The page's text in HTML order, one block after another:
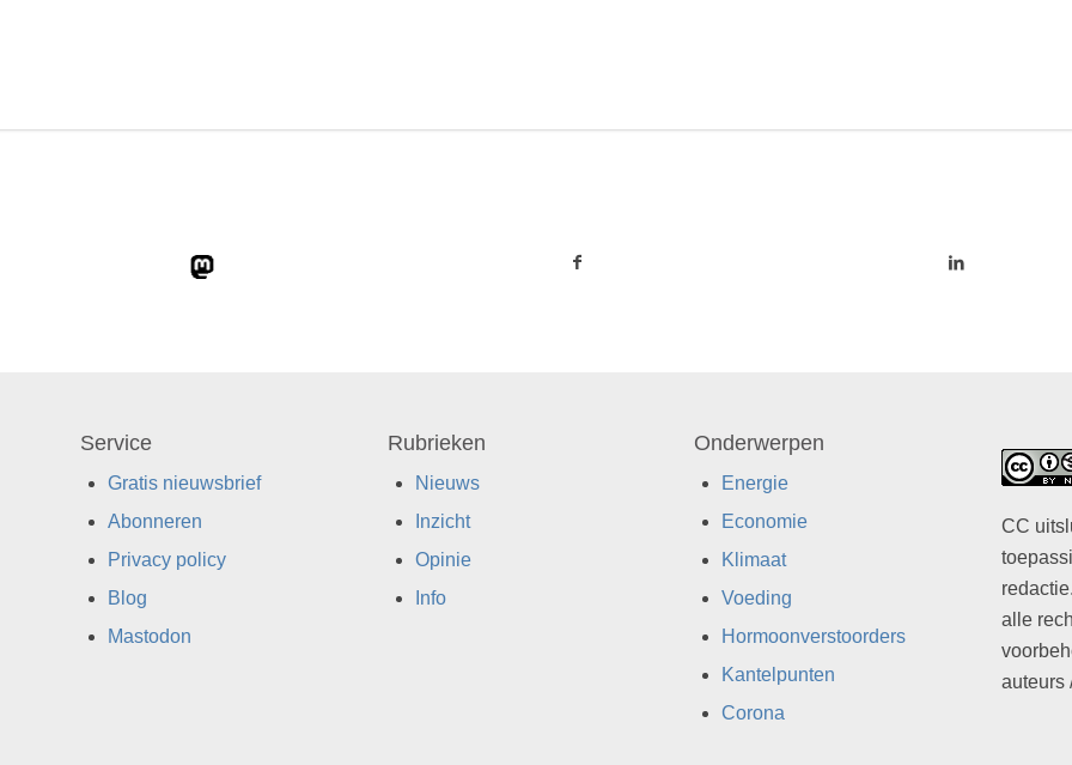
Service
Gratis nieuwsbrief
Abonneren
Privacy policy
Blog
Mastodon
Rubrieken
Nieuws
Inzicht
Opinie
Info
Onderwerpen
Energie
Economie
Klimaat
Voeding
Hormoonverstoorders
Kantelpunten
Corona
CC
alle
auteurs